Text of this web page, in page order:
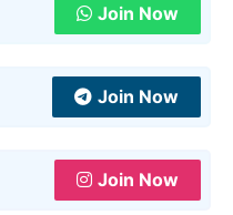
Join Now
Join Now
Join Now